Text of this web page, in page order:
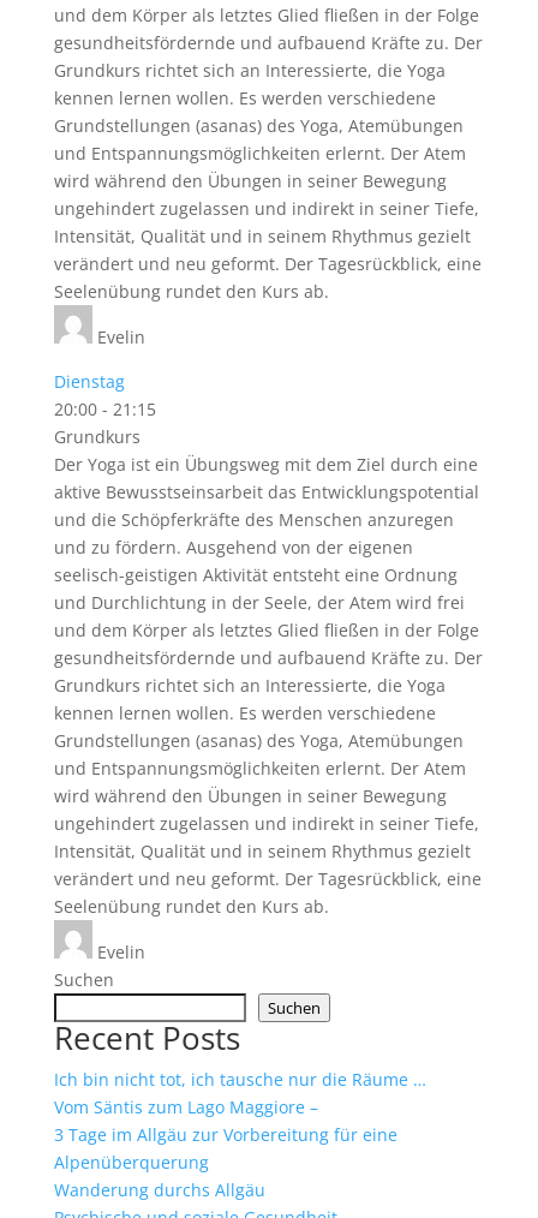
und dem Körper als letztes Glied fließen in der Folge
gesundheitsfördernde und aufbauend Kräfte zu. Der
Grundkurs richtet sich an Interessierte, die Yoga
kennen lernen wollen. Es werden verschiedene
Grundstellungen (asanas) des Yoga, Atemübungen
und Entspannungsmöglichkeiten erlernt. Der Atem
wird während den Übungen in seiner Bewegung
ungehindert zugelassen und indirekt in seiner Tiefe,
Intensität, Qualität und in seinem Rhythmus gezielt
verändert und neu geformt. Der Tagesrückblick, eine
Seelenübung rundet den Kurs ab.
Evelin
Dienstag
20:00- 21:15
Grundkurs
Der Yoga ist ein Übungsweg mit dem Ziel durch eine
aktive Bewusstseinsarbeit das Entwicklungspotential
und die Schöpferkräfte des Menschen anzuregen
und zu fördern. Ausgehend von der eigenen
seelisch-geistigen Aktivität entsteht eine Ordnung
und Durchlichtung in der Seele, der Atem wird frei
und dem Körper als letztes Glied fließen in der Folge
gesundheitsfördernde und aufbauend Kräfte zu. Der
Grundkurs richtet sich an Interessierte, die Yoga
kennen lernen wollen. Es werden verschiedene
Grundstellungen (asanas) des Yoga, Atemübungen
und Entspannungsmöglichkeiten erlernt. Der Atem
wird während den Übungen in seiner Bewegung
ungehindert zugelassen und indirekt in seiner Tiefe,
Intensität, Qualität und in seinem Rhythmus gezielt
verändert und neu geformt. Der Tagesrückblick, eine
Seelenübung rundet den Kurs ab.
Evelin
Suchen
Suchen
Recent Posts
Ich bin nicht tot, ich tausche nur die Räume …
Vom Säntis zum Lago Maggiore –
3 Tage im Allgäu zur Vorbereitung für eine
Alpenüberquerung
Wanderung durchs Allgäu